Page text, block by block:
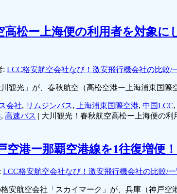
高松ー上海便の利用者を対象
: LCC格安航空会社なび！激安飛行機会社の比較/
観光」が、春秋航空（高松空港ー上海浦東国
会社, リムジンバス, 上海浦東国際空港, 中国LCC,
, 高速バス | 大川観光！春秋航空高松ー上海便の
港ー那覇空港線を1往復増便！
LCC格安航空会社なび！激安飛行機会社の比較/一
安航空会社「スカイマーク」が、兵庫（神戸空